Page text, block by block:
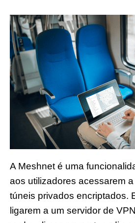
A Meshnet é uma
aos utilizadores acessarem
túneis privados encriptados.
ligarem a um servidor de